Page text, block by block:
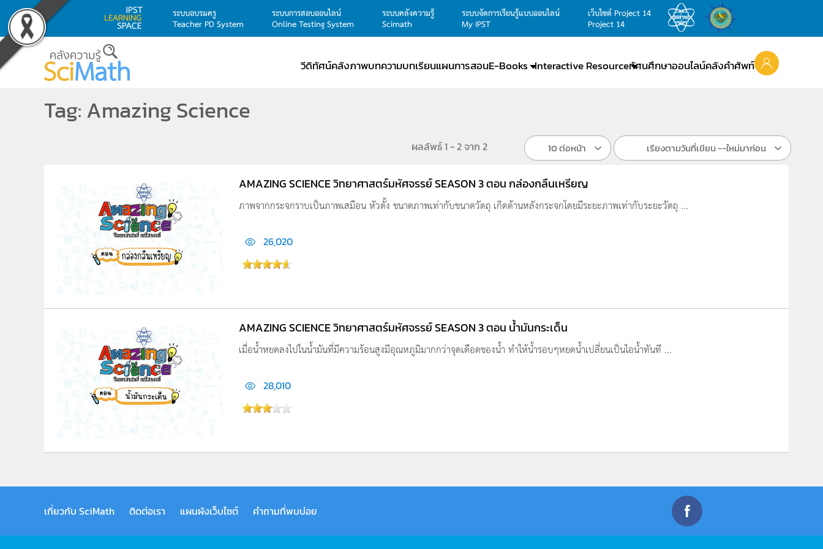
Skip to main content
ระบบอบรมครู
Teacher PD System
ระบบการสอบออนไลน์
Online Testing System
ระบบคลังความรู้
Scimath
ระบบจัดการเรียนรู้แบบออนไลน์
My IPST
เว็บไซต์ Project 14
Project 14
วีดิทัศน์คลังภาพบทความบทเรียนแผนการสอนE-Books Interactive Resourceทัศนศึกษาออนไลน์คลังคำศัพท์
Tag: Amazing Science
ผลลัพธ์ 1 - 2 จาก 2 10 ต่อหน้า เรียงตามวันที่เขียน --ใหม่มาก่อน
AMAZING SCIENCE วิทยาศาสตร์มหัศจรรย์ SEASON 3 ตอน กล่องกลืนเหรียญ
ภาพจากกระจกราบเป็นภาพเสมือน หัวตั้ง ขนาดภาพเท่ากับขนาดวัตถุ เกิดด้านหลังกระจกโดยมีระยะภาพเท่ากับระยะวัตถุ ...
26,020
AMAZING SCIENCE วิทยาศาสตร์มหัศจรรย์ SEASON 3 ตอน น้ำมันกระเด็น
เมื่อน้ำหยดลงไปในน้ำมันที่มีความร้อนสูงมีอุณหภูมิมากกว่าจุดเดือดของน้ำ ทำให้น้ำรอบๆหยดน้ำเปลี่ยนเป็นไอน้ำทันที ...
28,010
เกี่ยวกับ SciMath ติดต่อเรา แผนผังเว็บไซต์ คำถามที่พบบ่อย